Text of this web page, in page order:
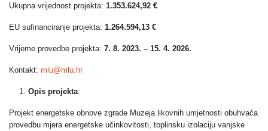
Ukupna vrijednost projekta: 1.353.624,92 €
EU sufinanciranje projekta: 1.264.594,13 €
Vrijeme provedbe projekta: 7. 8. 2023. – 15. 4. 2026.
Kontakt: mlu@mlu.hr
Opis projekta:
Projekt energetske obnove zgrade Muzeja likovnih umjetnosti obuhvaća
provedbu mjera energetske učinkovitosti, toplinsku izolaciju vanjske